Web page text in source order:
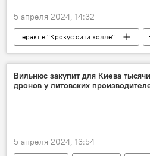
5 апреля 2024, 14:32
Теракт в "Крокус сити холле"
Россия
Дмитрий Песков
Франция
Эммануэль Макрон
Политика
Общество
Вильнюс закупит для Киева тысячи
дронов у литовских
5 апреля 2024, 13:54